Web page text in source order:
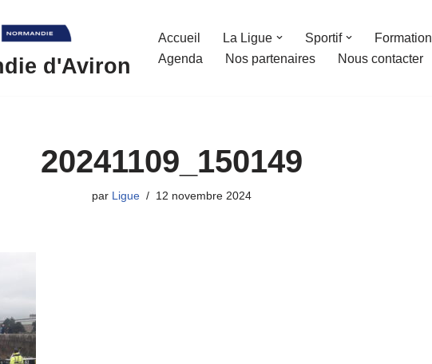
d'Aviron
Accueil La Ligue Sportif Formation
Agenda
Nos partenaires Nous contacter
20241109_150149
par Ligue 12 novembre 2024